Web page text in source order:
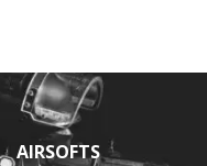
AIRSOFTS